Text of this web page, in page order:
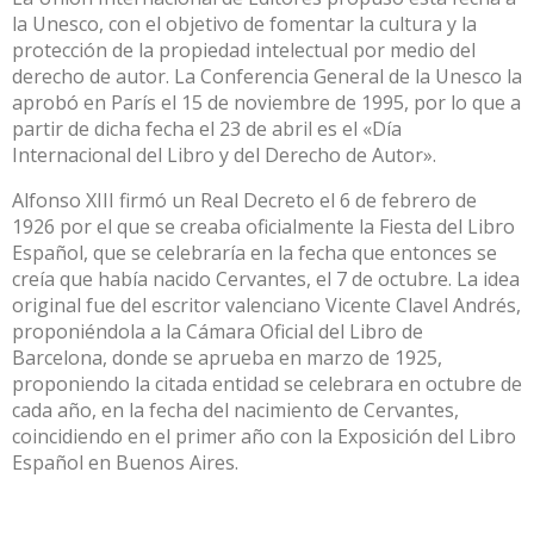
la Unesco, con el objetivo de fomentar la cultura y la
protección de la propiedad intelectual por medio del
derecho de autor. La Conferencia General de la Unesco la
aprobó en París el 15 de noviembre de 1995, por lo que a
partir de dicha fecha el 23 de abril es el «Día
Internacional del Libro y del Derecho de Autor».
Alfonso XIII firmó un Real Decreto el 6 de febrero de
1926 por el que se creaba oficialmente la Fiesta del Libro
Español, que se celebraría en la fecha que entonces se
creía que había nacido Cervantes, el 7 de octubre. La idea
original fue del escritor valenciano Vicente Clavel Andrés,
proponiéndola a la Cámara Oficial del Libro de
Barcelona, donde se aprueba en marzo de 1925,
proponiendo la citada entidad se celebrara en octubre de
cada año, en la fecha del nacimiento de Cervantes,
coincidiendo en el primer año con la Exposición del Libro
Español en Buenos Aires.